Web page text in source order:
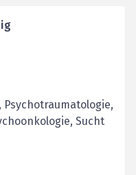
Sucht